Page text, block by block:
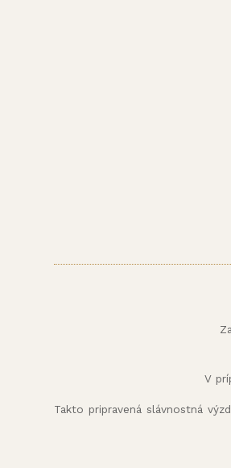
V
Takto pripravená slávnostná